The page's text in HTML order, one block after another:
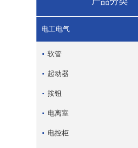
电工电气
软管
起动器
按钮
电离室
电控柜